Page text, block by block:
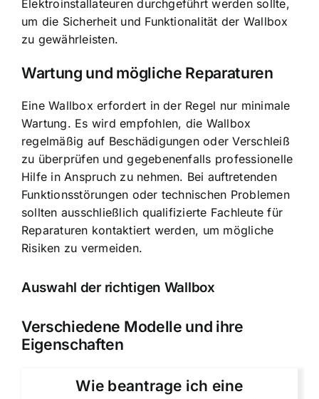
Elektroinstallateuren durchgeführt werden sollte,
um die Sicherheit und Funktionalität der Wallbox
zu gewährleisten.
Wartung und mögliche Reparaturen
Eine Wallbox erfordert in der Regel nur minimale
Wartung. Es wird empfohlen, die Wallbox
regelmäßig auf Beschädigungen oder Verschleiß
zu überprüfen und gegebenenfalls professionelle
Hilfe in Anspruch zu nehmen. Bei auftretenden
Funktionsstörungen oder technischen Problemen
sollten ausschließlich qualifizierte Fachleute für
Reparaturen kontaktiert werden, um mögliche
Risiken zu vermeiden.
Auswahl der richtigen Wallbox
Verschiedene Modelle und ihre
Eigenschaften
Wie beantrage ich eine